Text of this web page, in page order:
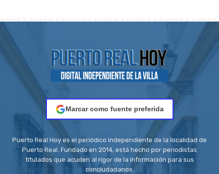
Marcar como fuente preferida
Puerto Real Hoy es el periódico independiente de la localidad de
Puerto Real. Fundado en 2014, está hecho por periodistas
titulados que acuden al rigor de la información para sus
conciudadanos.